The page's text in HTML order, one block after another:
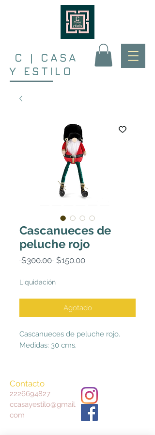
C | CASA
Y ESTILO
Cascanueces de
peluche rojo
$300.00 Precio
$150.00Precio
Liquidación
Agotado
Cascanueces de peluche rojo.
Medidas: 30 cms.
Contacto
2226694827
ccasayestilo@gmail.
com